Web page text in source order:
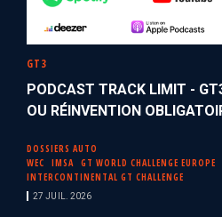
GT3
PODCAST TRACK LIMIT -
OU RÉINVENTION
DOSSIERS AUTO
WEC
IMSA GT WORLD CHALLENGE EUROPE
INTERCONTINENTAL GT CHALLENGE
27 JUIL. 2026